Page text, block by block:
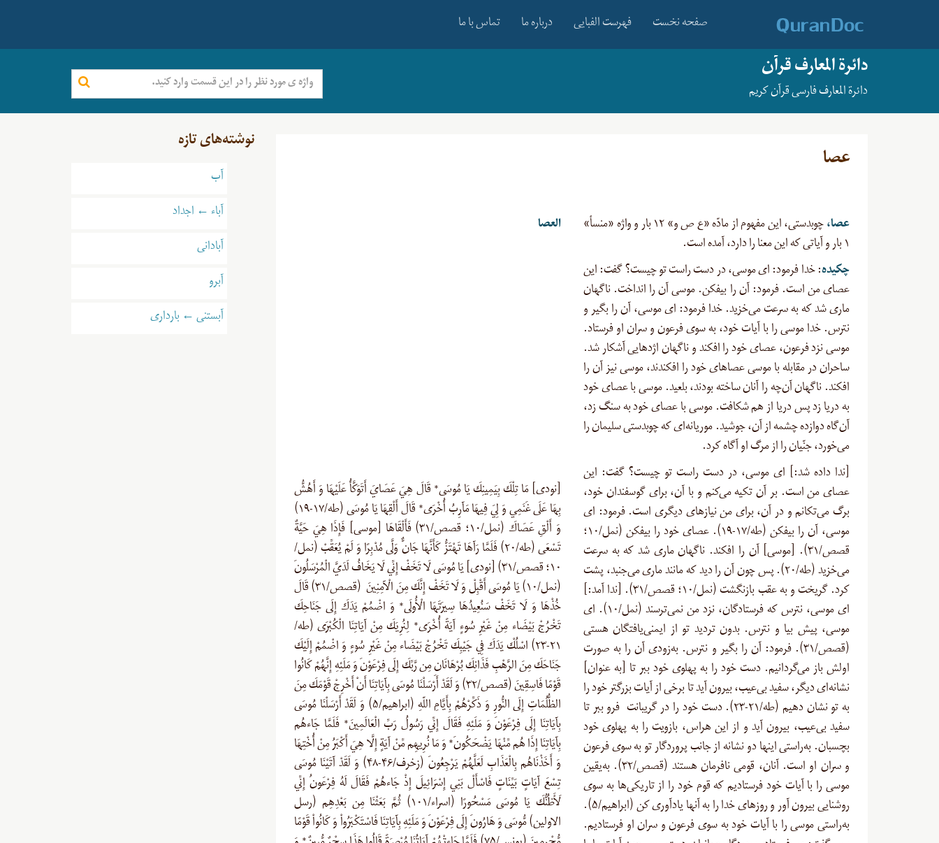
تماس با ما درباره ما فهرست الفبایی صفحه نخست
دائرة المعارف قرآن
دائرة المعارف فارسی قرآن کریم
عصا
عصا،
چوبدستی، این مفهوم از مادّه «ع ص و» ۱۲ بار و واژه «منسأ»
۱ بار و آیاتی که این معنا را دارد، آمده است.
چکیده: خدا فرمود: ای موسی، در دست راست تو چیست؟ گفت: این
عصای من است. فرمود: آن را بیفکن. موسی آن را انداخت. ناگهان
ماری شد که به سرعت می‌خزید. خدا فرمود: ای موسی، آن را بگیر و
نترس. خدا موسی را با آیات خود، به سوی فرعون و سران او فرستاد.
موسی نزد فرعون، عصای خود را افکند و ناگهان اژدهایی آشکار شد.
ساحران در مقابله با موسی عصاهای خود را افکندند، موسی نیز آن را
افکند. ناگهان آن‌چه را آنان ساخته بودند، ‌بلعید. موسی با عصای خود
به دریا زد پس دریا از هم شکافت. موسی با عصای خود به سنگ زد،
آن‌گاه دوازده چشمه از آن، جوشید. موریانه‌ای که چوبدستی سلیمان را
می‌خورد، جنّیان را از مرگ او آگاه کرد.
[ندا داده شد:] ای موسی، در دست راست تو چیست؟ گفت: این
عصای من است. بر آن تکیه می‌کنم و با آن، برای گوسفندان خود،
برگ می‌تکانم و در آن، برای من نیازهای دیگری است. فرمود: ای
موسی، آن را بیفکن (طه/۱۷-۱۹). عصای خود را بیفکن (نمل/۱۰؛
قصص/۳۱). [موسی] آن را افکند. ناگهان ماری شد که به سرعت
می‌خزید (طه/۲۰). پس چون آن را دید که مانند ماری می‌جنبد، پشت
کرد. گریخت و به عقب بازنگشت (نمل/۱۰؛ قصص/۳۱). [ندا آمد:]
ای موسی، نترس که فرستادگان، نزد من نمی‌ترسند (نمل/۱۰). ای
موسی، پیش بیا و نترس. بدون تردید تو از ایمنی‌یافتگان هستی
(قصص/۳۱). فرمود: آن را بگیر و نترس. به‌زودی آن را به صورت
اولش باز می‌گردانیم. دست خود را به پهلوی خود ببر تا [به عنوان]
نشانه‌ای دیگر، سفید بی‌عیب، بیرون آید تا برخی از آیات بزرگتر خود را
به تو نشان دهیم (طه/۲۱-۲۳). دست خود را در گریبانت فرو ببر تا
سفید بی‌عیب، بیرون آید و از این هراس، بازویت را به پهلوی خود
بچسبان. به‌راستی اینها دو نشانه از جانب پروردگار تو به سوی فرعون
و سران او است. آنان، قومی نافرمان هستند (قصص/۳۲). به‌یقین
موسی را با آیات خود فرستادیم که قوم خود را از تاریکی‌ها به سوی
روشنایی بیرون آور و روزهای خدا را به آنها یادآوری کن (ابراهیم/۵).
به‌راستی موسی را با آیات خود به سوی فرعون و سران او فرستادیم.
العصا
[نودی] مَا تِلْكَ بِيَمِينِكَ يَا مُوسَى* قَالَ هِيَ عَصَايَ أَتَوَكَّأُ عَلَيْهَا وَ أَهُشُّ
بِهَا عَلَى غَنَمِي وَ لِيَ فِيهَا مَآرِبُ أُخْرَى* قَالَ أَلْقِهَا يَا مُوسَى (طه/۱۷-۱۹)
وَ أَلْقِ عَصَاكَ (نمل/۱۰؛ قصص/۳۱) فَأَلْقَاهَا [موسی] فَإِذَا هِيَ حَيَّةٌ
تَسْعَى (طه/۲۰) فَلَمَّا رَآهَا تَهْتَزُّ كَأَنَّهَا جَانٌّ وَلَّى مُدْبِرًا وَ لَمْ يُعَقِّبْ (نمل/
۱۰؛ قصص/۳۱) [نودی] يَا مُوسَى لَا تَخَفْ إِنِّي لَا يَخَافُ لَدَيَّ الْمُرْسَلُونَ
(نمل/۱۰) يَا مُوسَى أَقْبِلْ وَ لَا تَخَفْ إِنَّكَ مِنَ الْآمِنِينَ (قصص/۳۱) قَالَ
خُذْهَا وَ لَا تَخَفْ سَنُعِيدُهَا سِيرَتَهَا الْأُولَى* وَ اضْمُمْ يَدَكَ إِلَى جَنَاحِكَ
تَخْرُجْ بَيْضَاء مِنْ غَيْرِ سُوءٍ آيَةً أُخْرَى* لِنُرِيَكَ مِنْ آيَاتِنَا الْكُبْرَى (طه/
۲۱-۲۳) اسْلُكْ يَدَكَ فِي جَيْبِكَ تَخْرُجْ بَيْضَاء مِنْ غَيْرِ سُوءٍ وَ اضْمُمْ إِلَيْكَ
جَنَاحَكَ مِنَ الرَّهْبِ فَذَانِكَ بُرْهَانَانِ مِن رَّبِّكَ إِلَى فِرْعَوْنَ وَ مَلَئِهِ إِنَّهُمْ كَانُوا
قَوْمًا فَاسِقِينَ (قصص/۳۲) وَ لَقَدْ أَرْسَلْنَا مُوسَى بِآيَاتِنَا أَنْ أَخْرِجْ قَوْمَكَ مِنَ
الظُّلُمَاتِ إِلَى النُّورِ وَ ذَكِّرْهُمْ بِأَيَّامِ اللّهِ (ابراهیم/۵) وَ لَقَدْ أَرْسَلْنَا مُوسَى
بِآيَاتِنَا إِلَى فِرْعَوْنَ وَ مَلَئِهِ فَقَالَ إِنِّي رَسُولُ رَبِّ الْعَالَمِينَ* فَلَمَّا جَاءهُم
بِآيَاتِنَا إِذَا هُم مِّنْهَا يَضْحَكُونَ* وَ مَا نُرِيهِم مِّنْ آيَةٍ إِلَّا هِيَ أَكْبَرُ مِنْ أُخْتِهَا
وَ أَخَذْنَاهُم بِالْعَذَابِ لَعَلَّهُمْ يَرْجِعُونَ (زخرف/۴۶-۴۸) وَ لَقَدْ آتَيْنَا مُوسَى
تِسْعَ آيَاتٍ بَيِّنَاتٍ فَاسْأَلْ بَنِي إِسْرَائِيلَ إِذْ جَاءهُمْ فَقَالَ لَهُ فِرْعَونُ إِنِّي
لَأَظُنُّكَ يَا مُوسَى مَسْحُورًا (اسراء/۱۰۱) ثُمَّ بَعَثْنَا مِن بَعْدِهِم (رسل
الاولین) مُّوسَى وَ هَارُونَ إِلَى فِرْعَوْنَ وَ مَلَئِهِ بِآيَاتِنَا فَاسْتَكْبَرُواْ وَ كَانُواْ قَوْمًا
نوشته‌های تازه
آب
آباء ← اجداد
آبادانی
آبرو
آبستنی ← بارداری